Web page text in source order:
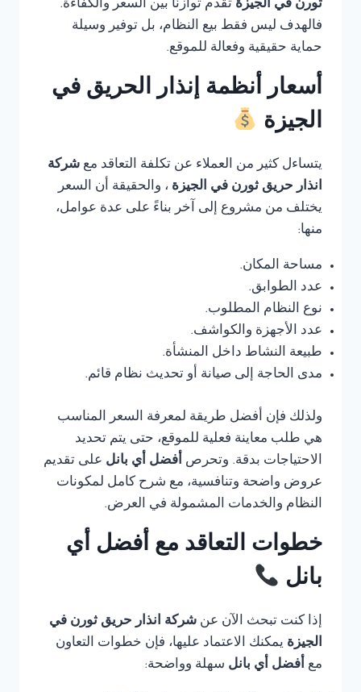
ثورن في الجيزة تقدم توازنًا بين السعر والكفاءة.
فالهدف ليس فقط بيع النظام، بل توفير وسيلة
حماية حقيقية وفعالة للموقع.
أسعار أنظمة إنذار الحريق في
الجيزة
يتساءل كثير من العملاء عن تكلفة التعاقد مع شركة
انذار حريق ثورن في الجيزة ، والحقيقة أن السعر
يختلف من مشروع إلى آخر بناءً على عدة عوامل،
منها:
مساحة المكان.
عدد الطوابق.
نوع النظام المطلوب.
عدد الأجهزة والكواشف.
طبيعة النشاط داخل المنشأة.
مدى الحاجة إلى صيانة أو تحديث نظام قائم.
ولذلك فإن أفضل طريقة لمعرفة السعر المناسب
هي طلب معاينة فعلية للموقع، حتى يتم تحديد
الاحتياجات بدقة. وتحرص أفضل أي بانل على تقديم
عروض واضحة وتنافسية، مع شرح كامل لمكونات
النظام والخدمات المشمولة في العرض.
خطوات التعاقد مع أفضل أي
بانل
إذا كنت تبحث الآن عن شركة انذار حريق ثورن في
الجيزة يمكنك الاعتماد عليها، فإن خطوات التعاون
مع أفضل أي بانل سهلة وواضحة: